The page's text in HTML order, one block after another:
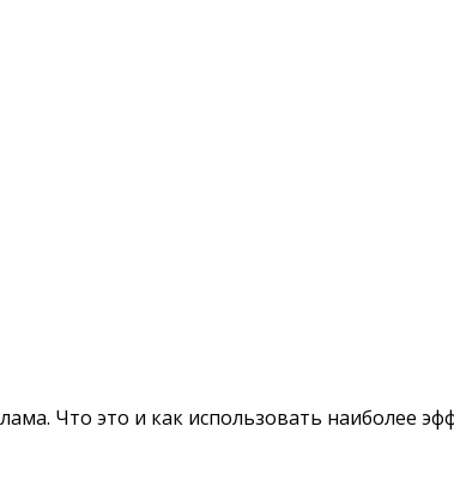
Что это и как использовать наиболее